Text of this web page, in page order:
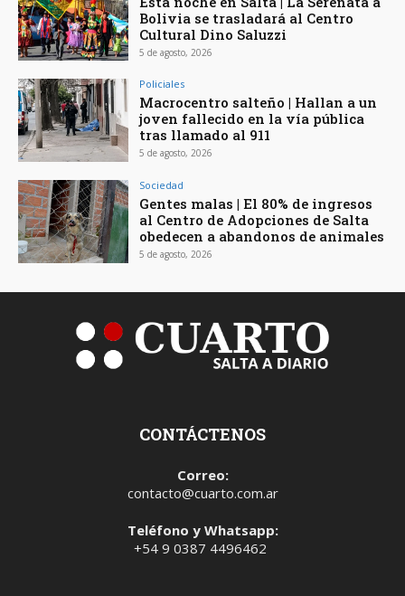
Bolivia se trasladará al Centro
Cultural Dino Saluzzi
5 de agosto, 2026
Policiales
Macrocentro salteño | Hallan a un
joven fallecido en la vía pública
tras llamado al 911
5 de agosto, 2026
Sociedad
Gentes malas | El 80% de ingresos
al Centro de Adopciones de Salta
obedecen a abandonos de animales
5 de agosto, 2026
CONTÁCTENOS
Correo:
contacto@cuarto.com.ar
Teléfono y Whatsapp:
+54 9 0387 4496462